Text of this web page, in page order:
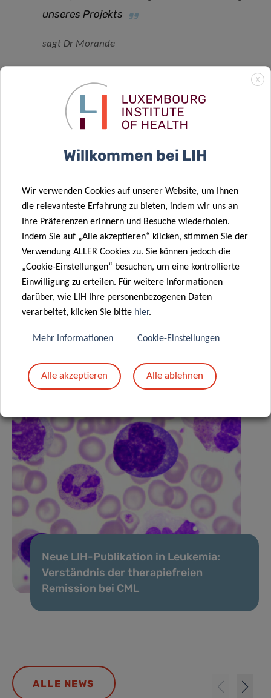
unseres Projekts
sagt Dr Morande
Die 12 für dieses Jahr ausgewählten Forscher stammen
aus 10 Ländern: Argentinien, China, Kolumbien,
Frankreich, Deutschland, Israel, Italien, Luxemburg,
Teilen auf
Ähnliche News
Neue LIH-Publikation in Leukemia:
Verständnis der therapiefreien
Remission bei CML
ALLE NEWS
X
Willkommen bei LIH
Wir verwenden Cookies auf unserer Website, um Ihnen
die relevanteste Erfahrung zu bieten, indem wir uns an
Ihre Präferenzen erinnern und Besuche wiederholen.
Indem Sie auf „Alle akzeptieren“ klicken, stimmen Sie der
Verwendung ALLER Cookies zu. Sie können jedoch die
„Cookie-Einstellungen“ besuchen, um eine kontrollierte
Einwilligung zu erteilen. Für weitere Informationen
darüber, wie LIH Ihre personenbezogenen Daten
verarbeitet, klicken Sie bitte hier.
Mehr Informationen Cookie-Einstellungen
Alle akzeptieren Alle ablehnen